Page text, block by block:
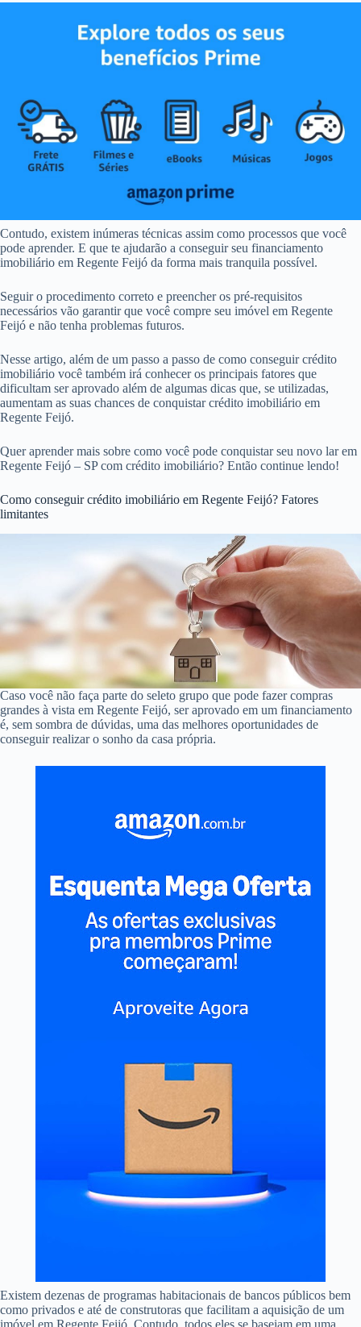
Contudo, existem inúmeras técnicas assim como processos que você
pode aprender. E que te ajudarão a conseguir seu financiamento
imobiliário em Regente Feijó da forma mais tranquila possível.
Seguir o procedimento correto e preencher os pré-requisitos
necessários vão garantir que você compre seu imóvel em Regente
Feijó e não tenha problemas futuros.
Nesse artigo, além de um passo a passo de como conseguir crédito
imobiliário você também irá conhecer os principais fatores que
dificultam ser aprovado além de algumas dicas que, se utilizadas,
aumentam as suas chances de conquistar crédito imobiliário em
Regente Feijó.
Quer aprender mais sobre como você pode conquistar seu novo lar em
Regente Feijó – SP com crédito imobiliário? Então continue lendo!
Como conseguir crédito imobiliário em Regente Feijó? Fatores
limitantes
Caso você não faça parte do seleto grupo que pode fazer compras
grandes à vista em Regente Feijó, ser aprovado em um financiamento
é, sem sombra de dúvidas, uma das melhores oportunidades de
conseguir realizar o sonho da casa própria.
Existem dezenas de programas habitacionais de bancos públicos bem
como privados e até de construtoras que facilitam a aquisição de um
imóvel em Regente Feijó. Contudo, todos eles se baseiam em uma